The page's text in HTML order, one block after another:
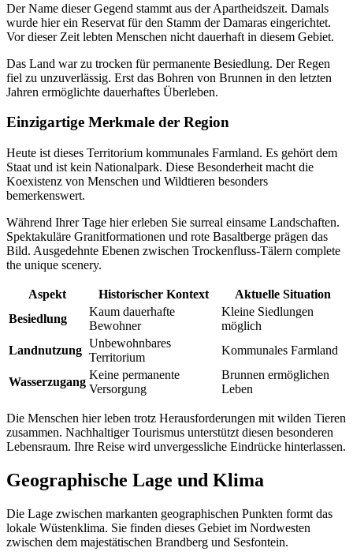
Der Name dieser Gegend stammt aus der Apartheidszeit. Damals
wurde hier ein Reservat für den Stamm der Damaras eingerichtet.
Vor dieser Zeit lebten Menschen nicht dauerhaft in diesem Gebiet.
Das Land war zu trocken für permanente Besiedlung. Der Regen
fiel zu unzuverlässig. Erst das Bohren von Brunnen in den letzten
Jahren ermöglichte dauerhaftes Überleben.
Einzigartige Merkmale der Region
Heute ist dieses Territorium kommunales Farmland. Es gehört dem
Staat und ist kein Nationalpark. Diese Besonderheit macht die
Koexistenz von Menschen und Wildtieren besonders
bemerkenswert.
Während Ihrer Tage hier erleben Sie surreal einsame Landschaften.
Spektakuläre Granitformationen und rote Basaltberge prägen das
Bild. Ausgedehnte Ebenen zwischen Trockenfluss-Tälern complete
the unique scenery.
Aspekt Historischer Kontext
Aktuelle Situation
Besiedlung
Kaum dauerhafte
Bewohner
Kleine Siedlungen
möglich
Landnutzung
Unbewohnbares
Territorium
Kommunales Farmland
Wasserzugang
Keine permanente
Versorgung
Brunnen ermöglichen
Leben
Die Menschen hier leben trotz Herausforderungen mit wilden Tieren
zusammen. Nachhaltiger Tourismus unterstützt diesen besonderen
Lebensraum. Ihre Reise wird unvergessliche Eindrücke hinterlassen.
Geographische Lage und Klima
Die Lage zwischen markanten geographischen Punkten formt das
lokale Wüstenklima. Sie finden dieses Gebiet im Nordwesten
zwischen dem majestätischen Brandberg und Sesfontein.